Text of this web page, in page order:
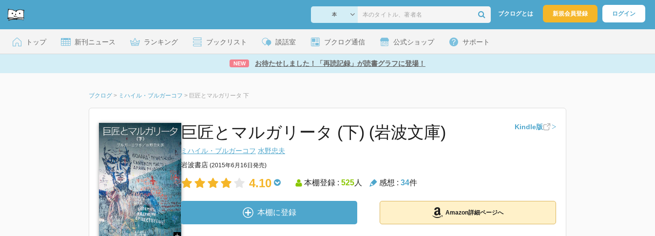
ブクログとは 新規会員登録 ログイン
トップ 新刊ニュース ランキング ブックリスト 談話室 ブクログ通信 公式ショップ サポート
NEW お待たせしました！「再読記録」が読書グラフに登場！
ブクログ > ミハイル・ブルガーコフ > 巨匠とマルガリータ 下
巨匠とマルガリータ (下) (岩波文庫) Kindle版
ミハイル・ブルガーコフ 水野忠夫
岩波書店 (2015年6月16日発売)
4.10 本棚登録 : 525人 感想 : 34件
本棚に登録 Amazon詳細ページへ